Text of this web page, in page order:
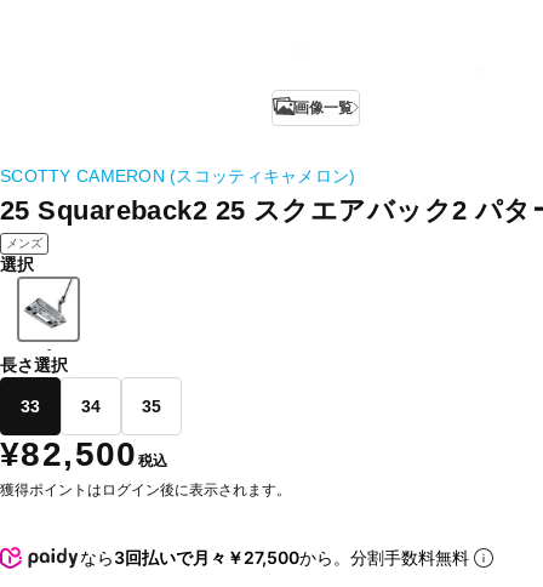
画像一覧
SCOTTY CAMERON (スコッティキャメロン)
25 Squareback2 25 スクエアバック2 パタ
メンズ
選択
-
長さ選択
33 34 35
¥82,500 税込
獲得ポイントはログイン後に表示されます。
なら3回払いで月々￥27,500から。分割手数料無料